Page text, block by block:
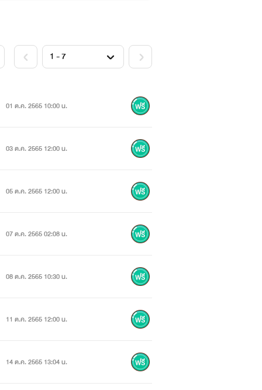
01 ต.ค. 2565 10:00 น.
03 ต.ค. 2565 12:00 น.
05 ต.ค. 2565 12:00 น.
07 ต.ค. 2565 02:08 น.
08 ต.ค. 2565 10:30 น.
11 ต.ค. 2565 12:00 น.
14 ต.ค. 2565 13:04 น.